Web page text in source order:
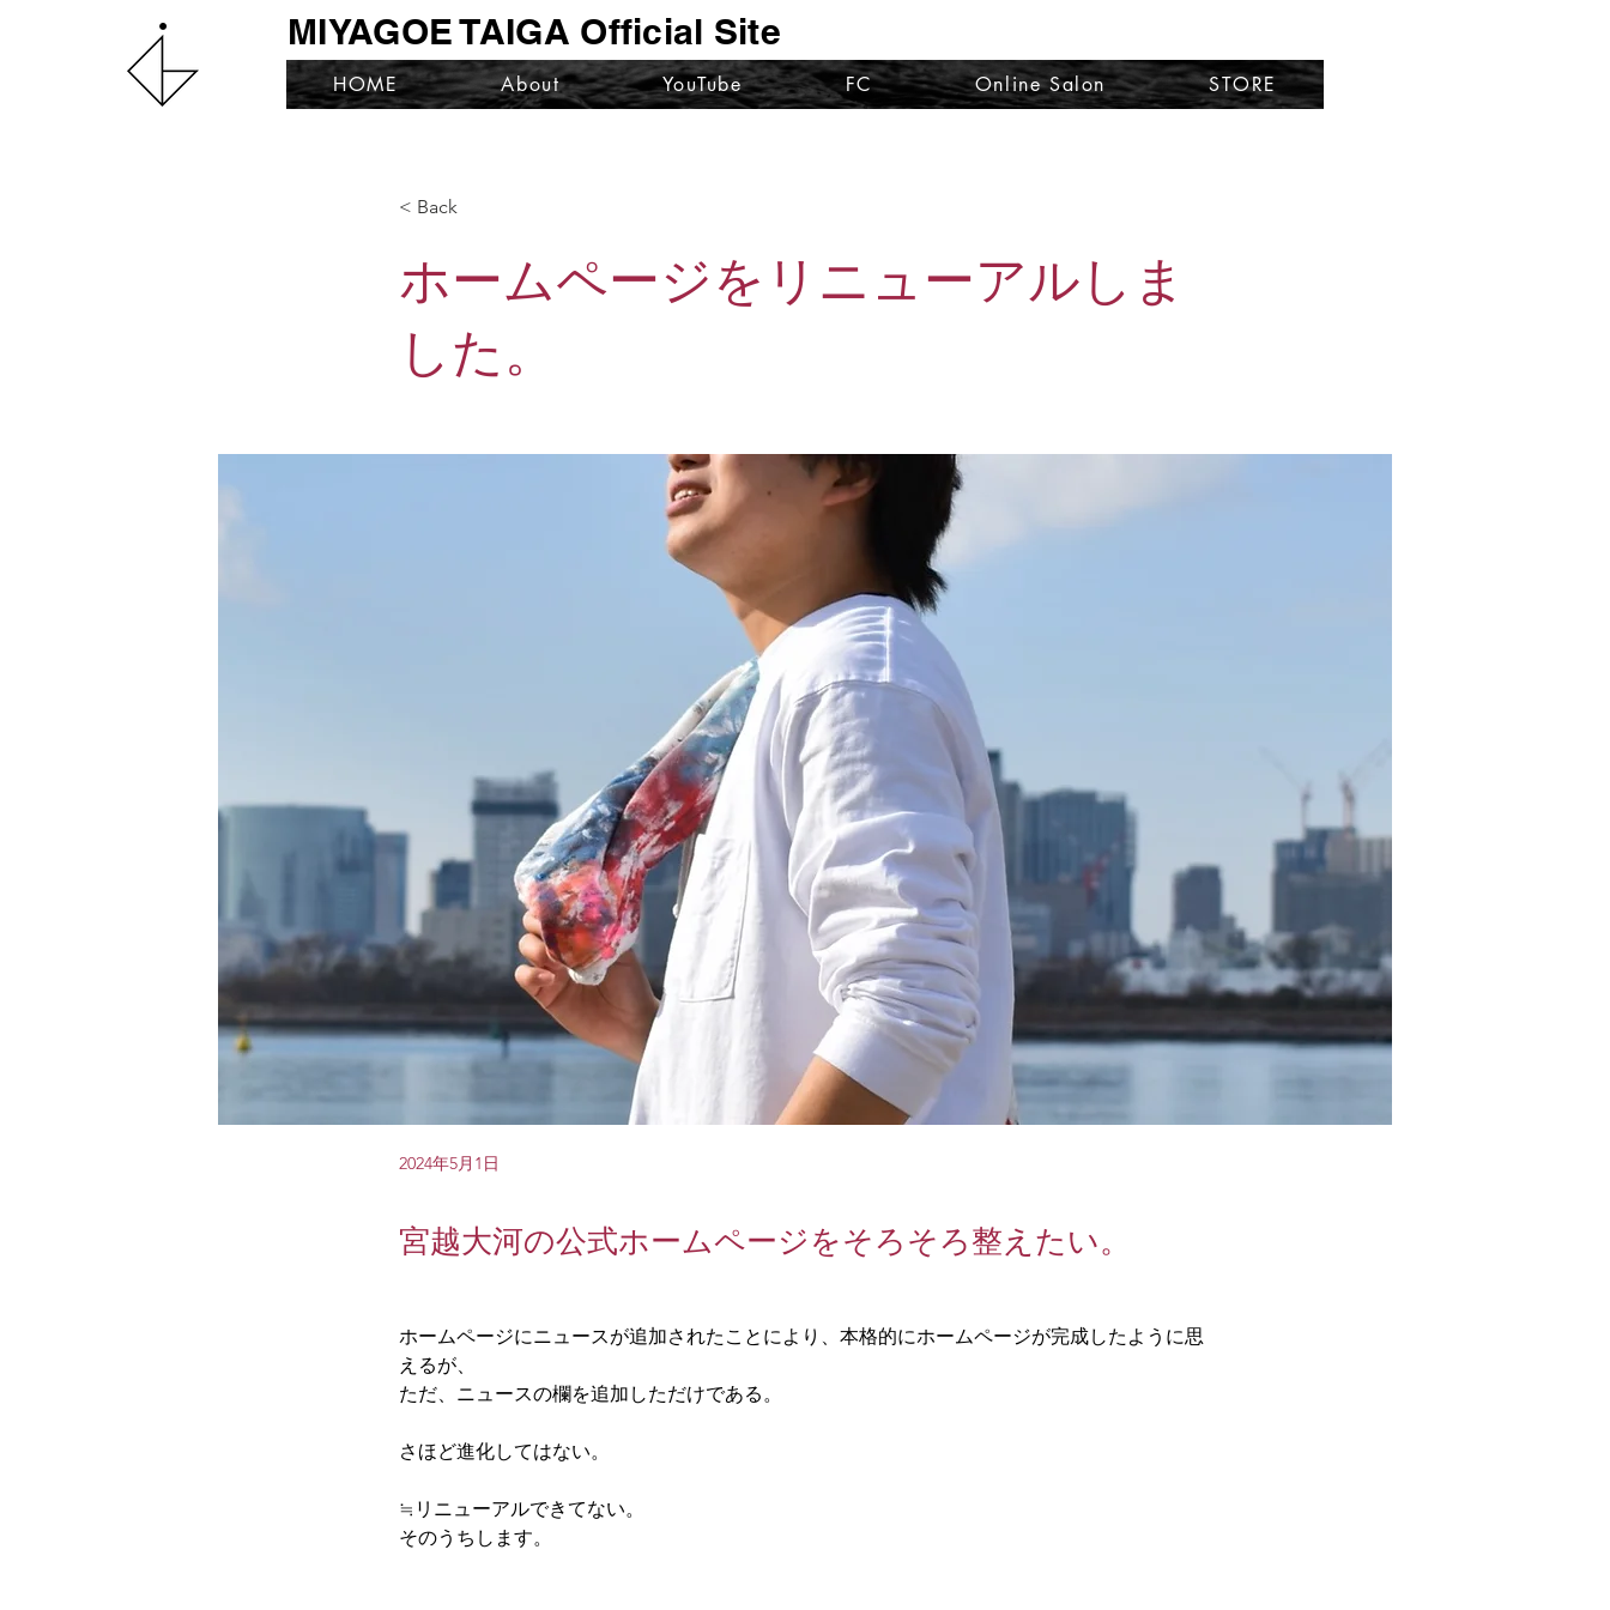
MIYAGOE TAIGA Official Site
HOME About YouTube FC Online Salon STORE
< Back
ホームページをリニューアルしま
した。
2024年5月1日
宮越大河の公式ホームページをそろそろ整えたい。
ホームページにニュースが追加されたことにより、本格的にホームページが完成したように思
えるが、
ただ、ニュースの欄を追加しただけである。
さほど進化してはない。
≒リニューアルできてない。
そのうちします。